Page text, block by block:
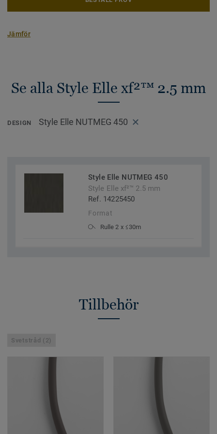
Jämför
Se alla Style Elle xf²™ 2.5 mm
DESIGN Style Elle NUTMEG 450
Style Elle NUTMEG 450
Style Elle xf²™ 2.5 mm
Ref. 14225450
Format
Rulle 2 x ≤30m
Tillbehör
Svetstråd (2)